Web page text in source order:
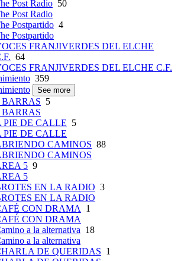
Post Radio 50
Post Radio
Postpartido 4
Postpartido
FRANJIVERDES DEL ELCHE
64
FRANJIVERDES DEL ELCHE C.F.
359
See more
BARRAS 5
BARRAS
PIE DE CALLE 5
PIE DE CALLE
CAMINOS 88
CAMINOS
5 9
5
EN LA RADIO 3
EN LA RADIO
CON DRAMA
1
CON DRAMA
a la alternativa 18
a la alternativa
DE QUERIDAS 1